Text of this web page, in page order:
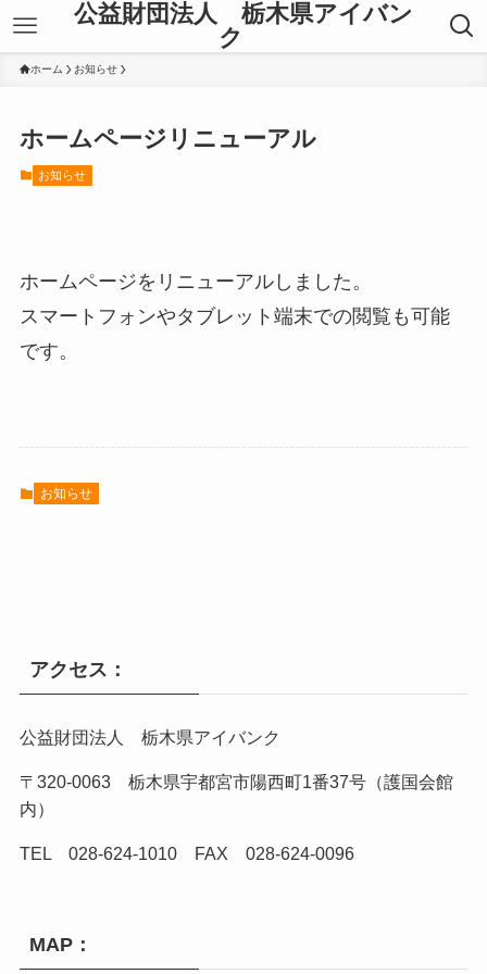
公益財団法人 栃木県アイバン
ク
ホーム お知らせ
ホームページリニューアル
お知らせ
ホームページをリニューアルしました。
スマートフォンやタブレット端末での閲覧も可能
です。
お知らせ
アクセス：
公益財団法人 栃木県アイバンク
〒320-0063 栃木県宇都宮市陽西町1番37号（護国会館
内）
TEL 028-624-1010 FAX 028-624-0096
MAP：